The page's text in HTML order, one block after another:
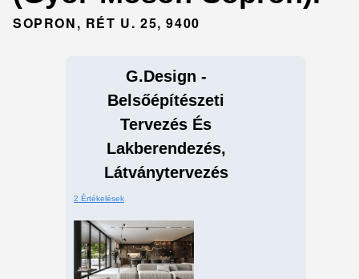
SOPRON, RÉT U. 25, 9400
G.Design -
Belsőépítészeti
Tervezés És
Lakberendezés,
Látványtervezés
2 Értékelések